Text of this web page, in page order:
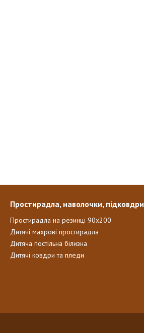
Простирадла, наволочки, підковдри
Простирадла на резинці 90х200
Дитячі махрові простирадла
Дитяча постільна білизна
Дитячі ковдри та пледи